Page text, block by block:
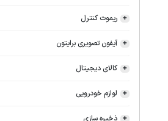
ریموت کنترل
آیفون تصویری برایتون
کالای دیجیتال
لوازم خودرویی
ذخیره سازی